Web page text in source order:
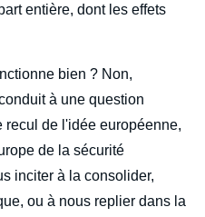
entière, dont les effets
bien ? Non,
à une question
recul de l'idée européenne,
de la sécurité
inciter à la consolider,
ou à nous replier dans la
de la sécurité
», Politique